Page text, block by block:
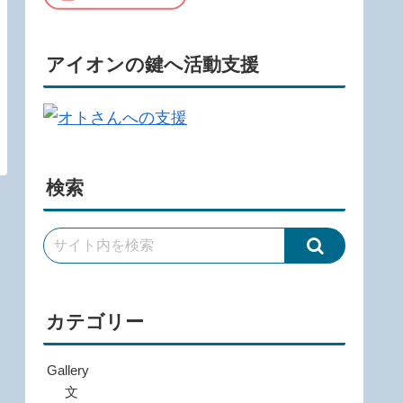
アイオンの鍵へ活動支援
検索
カテゴリー
Gallery
文